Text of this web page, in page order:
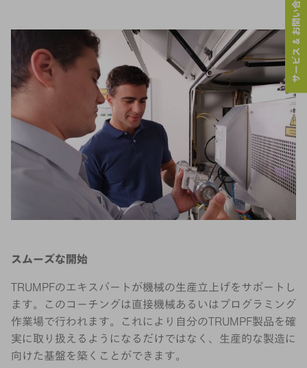
スムーズな開始
TRUMPFのエキスパートが機械の生産立上げをサポートし
ます。このコーチングは直接機械あるいはプログラミング
作業場で行われます。これにより自分のTRUMPF製品を確
実に取り扱えるようになるだけではなく、生産的な製造に
向けた基盤を築くことができます。
サービス & お問い合わせ